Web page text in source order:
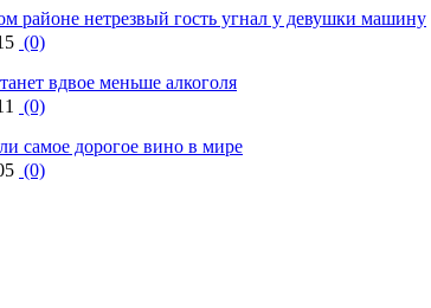
районе нетрезвый гость угнал у девушки машину
(0)
вдвое меньше алкоголя
(0)
самое дорогое вино в мире
(0)